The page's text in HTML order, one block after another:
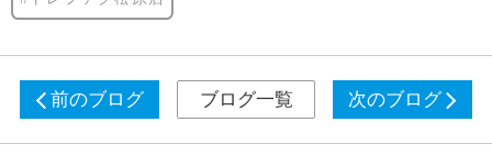
前のブログ ブログ一覧 次のブログ